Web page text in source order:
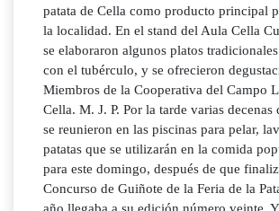
patata de Cella como producto principal
la localidad. En el stand del Aula Cella
se elaboraron algunos platos
con el tubérculo, y se ofrecieron
Miembros de la Cooperativa del Campo
Cella. M. J. P. Por la tarde varias
se reunieron en las piscinas para pelar,
patatas que se utilizarán en la comida
para este domingo, después de que
Concurso de Guiñote de la Feria de la